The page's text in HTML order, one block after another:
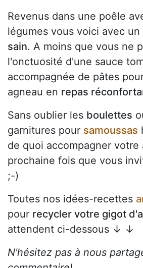
Revenus dans une poêle
légumes vous voici avec un
sain. A moins que vous ne
l'onctuosité d'une sauce
accompagnée de pâtes
agneau en repas
Sans oublier les boulettes
garnitures pour samoussas
de quoi accompagner votre
prochaine fois que vous
;-)
Toutes nos idées-recettes
pour recycler votre gigot
attendent ci-dessous ↓ ↓
N'hésitez pas à nous